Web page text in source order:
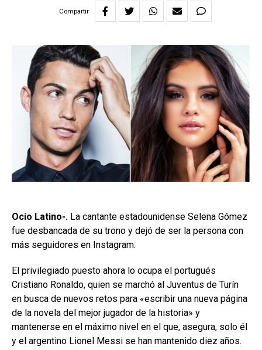
Compartir
Ocio Latino-. La cantante estadounidense Selena Gómez
fue desbancada de su trono y dejó de ser la persona con
más seguidores en Instagram.
El privilegiado puesto ahora lo ocupa el portugués
Cristiano Ronaldo, quien se marchó al Juventus de Turín
en busca de nuevos retos para «escribir una nueva página
de la novela del mejor jugador de la historia» y
mantenerse en el máximo nivel en el que, asegura, solo él
y el argentino Lionel Messi se han mantenido diez años.